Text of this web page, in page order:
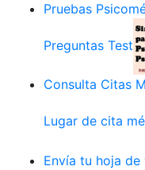
Pruebas
Preguntas Test
Consulta Citas
Lugar de cita
Envía tu hoja de